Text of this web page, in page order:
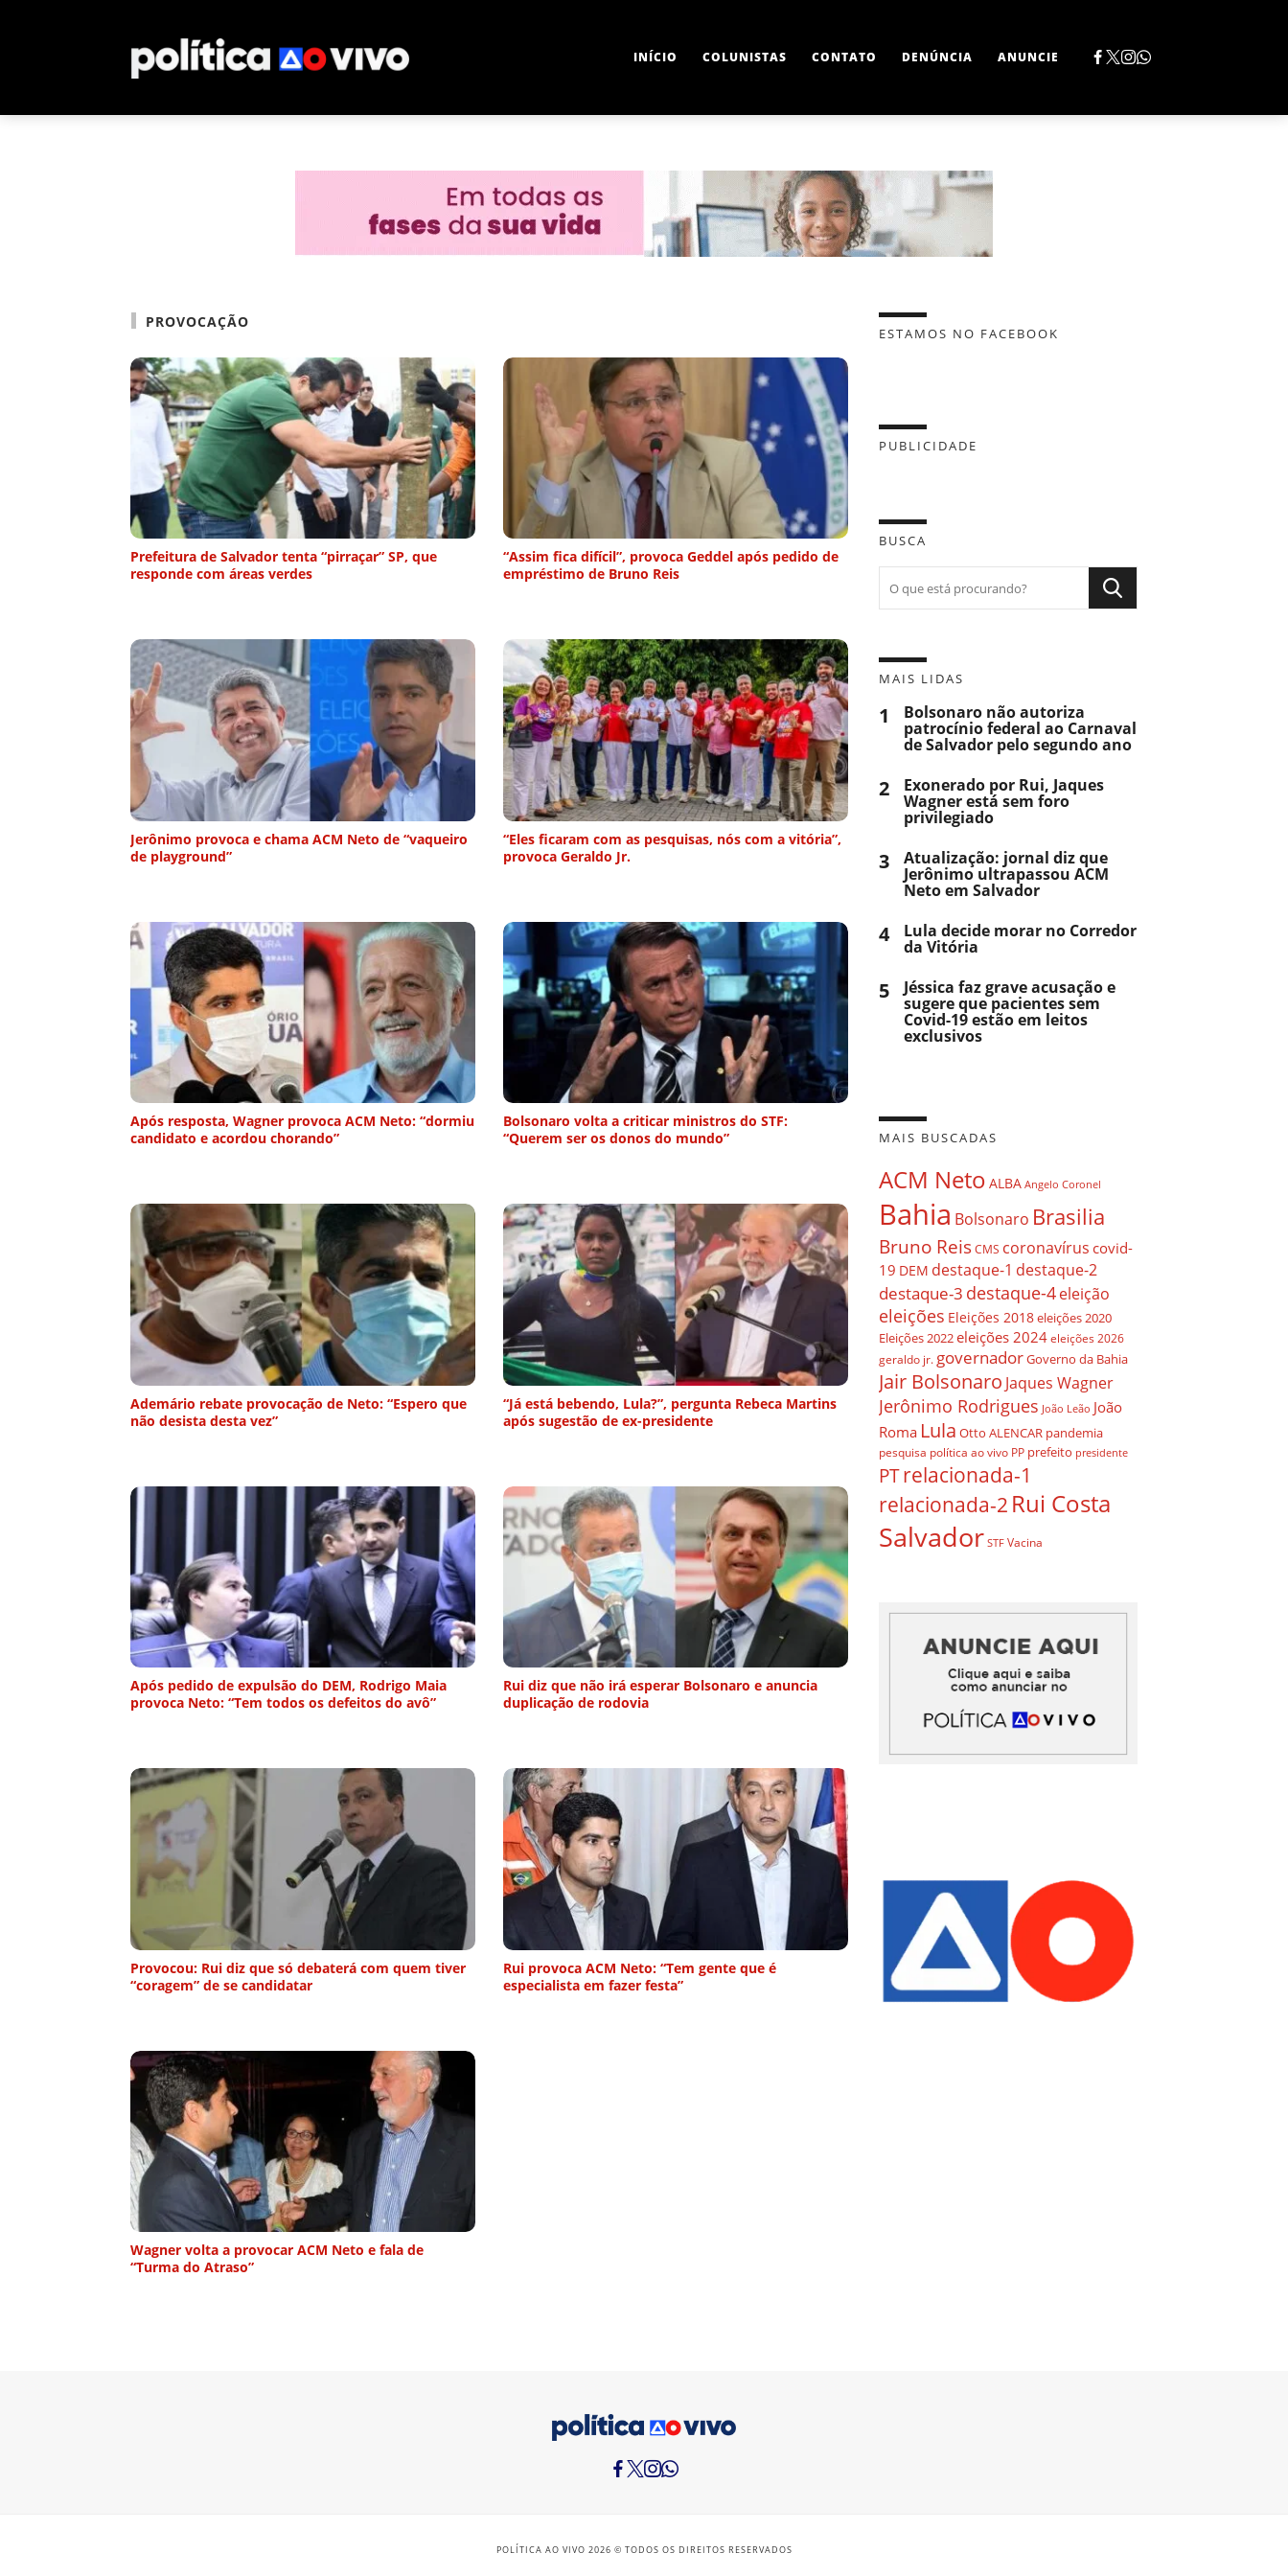
INÍCIO COLUNISTAS CONTATO DENÚNCIA ANUNCIE
PROVOCAÇÃO
Prefeitura de Salvador tenta “pirraçar” SP, que
responde com áreas verdes
“Assim fica difícil”, provoca Geddel após pedido de
empréstimo de Bruno Reis
Jerônimo provoca e chama ACM Neto de “vaqueiro
de playground”
“Eles ficaram com as pesquisas, nós com a vitória”,
provoca Geraldo Jr.
Após resposta, Wagner provoca ACM Neto: “dormiu
candidato e acordou chorando”
Bolsonaro volta a criticar ministros do STF:
“Querem ser os donos do mundo”
Ademário rebate provocação de Neto: “Espero que
não desista desta vez”
“Já está bebendo, Lula?”, pergunta Rebeca Martins
após sugestão de ex-presidente
Após pedido de expulsão do DEM, Rodrigo Maia
provoca Neto: “Tem todos os defeitos do avô”
Rui diz que não irá esperar Bolsonaro e anuncia
duplicação de rodovia
Provocou: Rui diz que só debaterá com quem tiver
“coragem” de se candidatar
Rui provoca ACM Neto: “Tem gente que é
especialista em fazer festa”
Wagner volta a provocar ACM Neto e fala de
“Turma do Atraso”
ESTAMOS NO FACEBOOK
PUBLICIDADE
BUSCA
MAIS LIDAS
1 Bolsonaro não autoriza
patrocínio federal ao Carnaval
de Salvador pelo segundo ano
2 Exonerado por Rui, Jaques
Wagner está sem foro
privilegiado
3 Atualização: jornal diz que
Jerônimo ultrapassou ACM
Neto em Salvador
4 Lula decide morar no Corredor
da Vitória
5 Jéssica faz grave acusação e
sugere que pacientes sem
Covid-19 estão em leitos
exclusivos
MAIS BUSCADAS
ACM Neto ALBA Angelo Coronel
Bahia Bolsonaro Brasilia
Bruno ReisCMS coronavírus covid-
19 DEM destaque-1 destaque-2
destaque-3 destaque-4eleição
eleições Eleições 2018eleições 2020
Eleições 2022eleições 2024 eleições 2026
geraldo jr. governadorGoverno da Bahia
Jair Bolsonaro Jaques Wagner
Jerônimo Rodrigues João Leão João
Roma Lula Otto ALENCAR pandemia
pesquisa política ao vivo PP prefeito presidente
PTrelacionada-1
relacionada-2 Rui Costa
Salvador STF Vacina
POLÍTICA AO VIVO 2026 © TODOS OS DIREITOS RESERVADOS